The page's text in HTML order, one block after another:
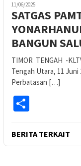
11/06/2025
SATGAS
BANGUN
TIMOR TENGAH -
Tengah Utara, 11
Perbatasan […]
BERITA TERKAIT